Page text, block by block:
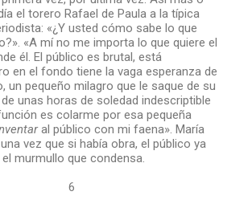
el torero Rafael de Paula a la típica
«¿Y usted cómo sabe lo que
«A mí no me importa lo que quiere el
él. El público es brutal, está
en el fondo tiene la vaga esperanza de
un pequeño milagro que le saque de su
unas horas de soledad indescriptible
es colarme por esa pequeña
al público con mi faena». María
vez que si había obra, el público ya
murmullo que condensa.
6